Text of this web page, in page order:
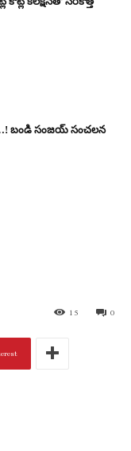
బండి సంజ‌య్ సంచ‌ల‌న